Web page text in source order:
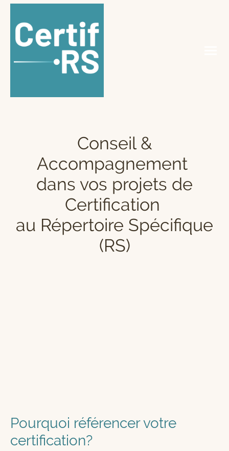
Conseil &
Accompagnement
dans vos projets de
Certification
au Répertoire Spécifique
(RS)
Pourquoi référencer votre
certification?